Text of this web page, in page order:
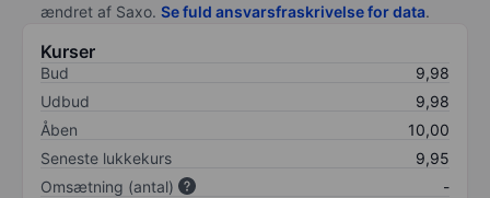
ændret af Saxo. Se fuld ansvarsfraskrivelse for data.
Kurser
Bud
9,98
Udbud
9,98
Åben
10,00
Seneste lukkekurs
9,95
Omsætning (antal)
-